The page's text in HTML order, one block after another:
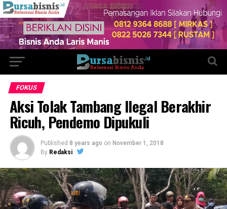
FOKUS
Aksi Tolak Tambang Ilegal Berakhir
Ricuh, Pendemo Dipukuli
Published 8 years ago on November 1, 2018
By Redaksi